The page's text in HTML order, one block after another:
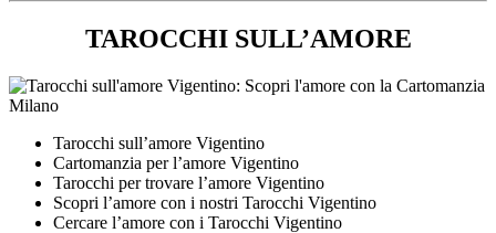
TAROCCHI SULL’AMORE
Tarocchi sull’amore Vigentino
Cartomanzia per l’amore Vigentino
Tarocchi per trovare l’amore Vigentino
Scopri l’amore con i nostri Tarocchi Vigentino
Cercare l’amore con i Tarocchi Vigentino